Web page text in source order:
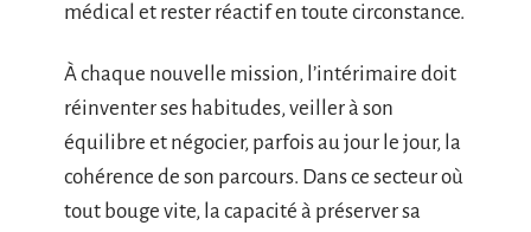
médical et rester réactif en toute circonstance.
À chaque nouvelle mission, l’intérimaire doit
réinventer ses habitudes, veiller à son
équilibre et négocier, parfois au jour le jour, la
cohérence de son parcours. Dans ce secteur où
tout bouge vite, la capacité à préserver sa